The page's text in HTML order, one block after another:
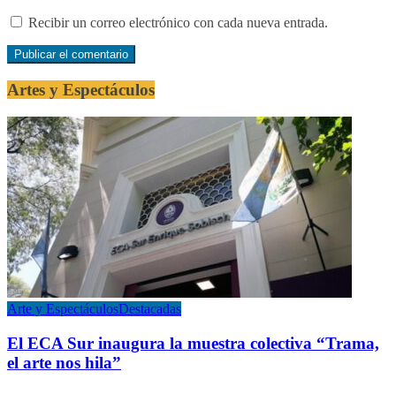
Recibir un correo electrónico con cada nueva entrada.
Artes y Espectáculos
Arte y EspectáculosDestacadas
El ECA Sur inaugura la muestra colectiva “Trama,
el arte nos hila”